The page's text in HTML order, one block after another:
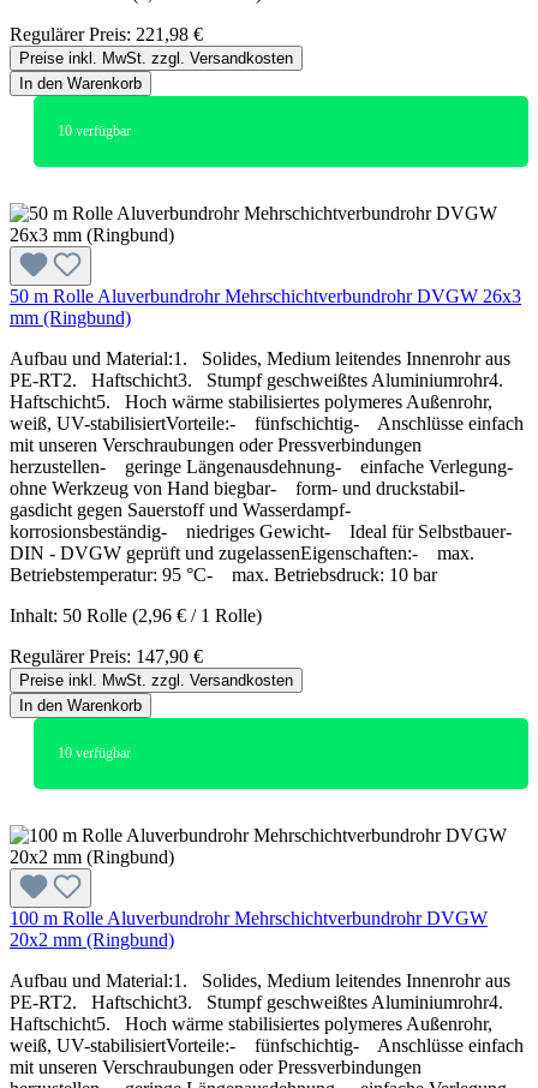
Regulärer Preis: 221,98 €
Preise inkl. MwSt. zzgl. Versandkosten
In den Warenkorb
10 verfügbar
50 m Rolle Aluverbundrohr Mehrschichtverbundrohr DVGW 26x3
mm (Ringbund)
Aufbau und Material:1. Solides, Medium leitendes Innenrohr aus
PE-RT2. Haftschicht3. Stumpf geschweißtes Aluminiumrohr4.
Haftschicht5. Hoch wärme stabilisiertes polymeres Außenrohr,
weiß, UV-stabilisiertVorteile:- fünfschichtig- Anschlüsse einfach
mit unseren Verschraubungen oder Pressverbindungen
herzustellen- geringe Längenausdehnung- einfache Verlegung-
ohne Werkzeug von Hand biegbar- form- und druckstabil-
gasdicht gegen Sauerstoff und Wasserdampf-
korrosionsbeständig- niedriges Gewicht- Ideal für Selbstbauer-
DIN - DVGW geprüft und zugelassenEigenschaften:- max.
Betriebstemperatur: 95 °C- max. Betriebsdruck: 10 bar
Inhalt: 50 Rolle (2,96 € / 1 Rolle)
Regulärer Preis: 147,90 €
Preise inkl. MwSt. zzgl. Versandkosten
In den Warenkorb
10 verfügbar
100 m Rolle Aluverbundrohr Mehrschichtverbundrohr DVGW
20x2 mm (Ringbund)
Aufbau und Material:1. Solides, Medium leitendes Innenrohr aus
PE-RT2. Haftschicht3. Stumpf geschweißtes Aluminiumrohr4.
Haftschicht5. Hoch wärme stabilisiertes polymeres Außenrohr,
weiß, UV-stabilisiertVorteile:- fünfschichtig- Anschlüsse einfach
mit unseren Verschraubungen oder Pressverbindungen